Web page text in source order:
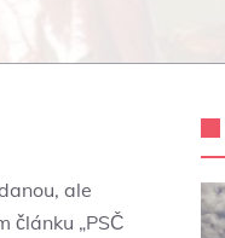
ale‌
článku „PSČ